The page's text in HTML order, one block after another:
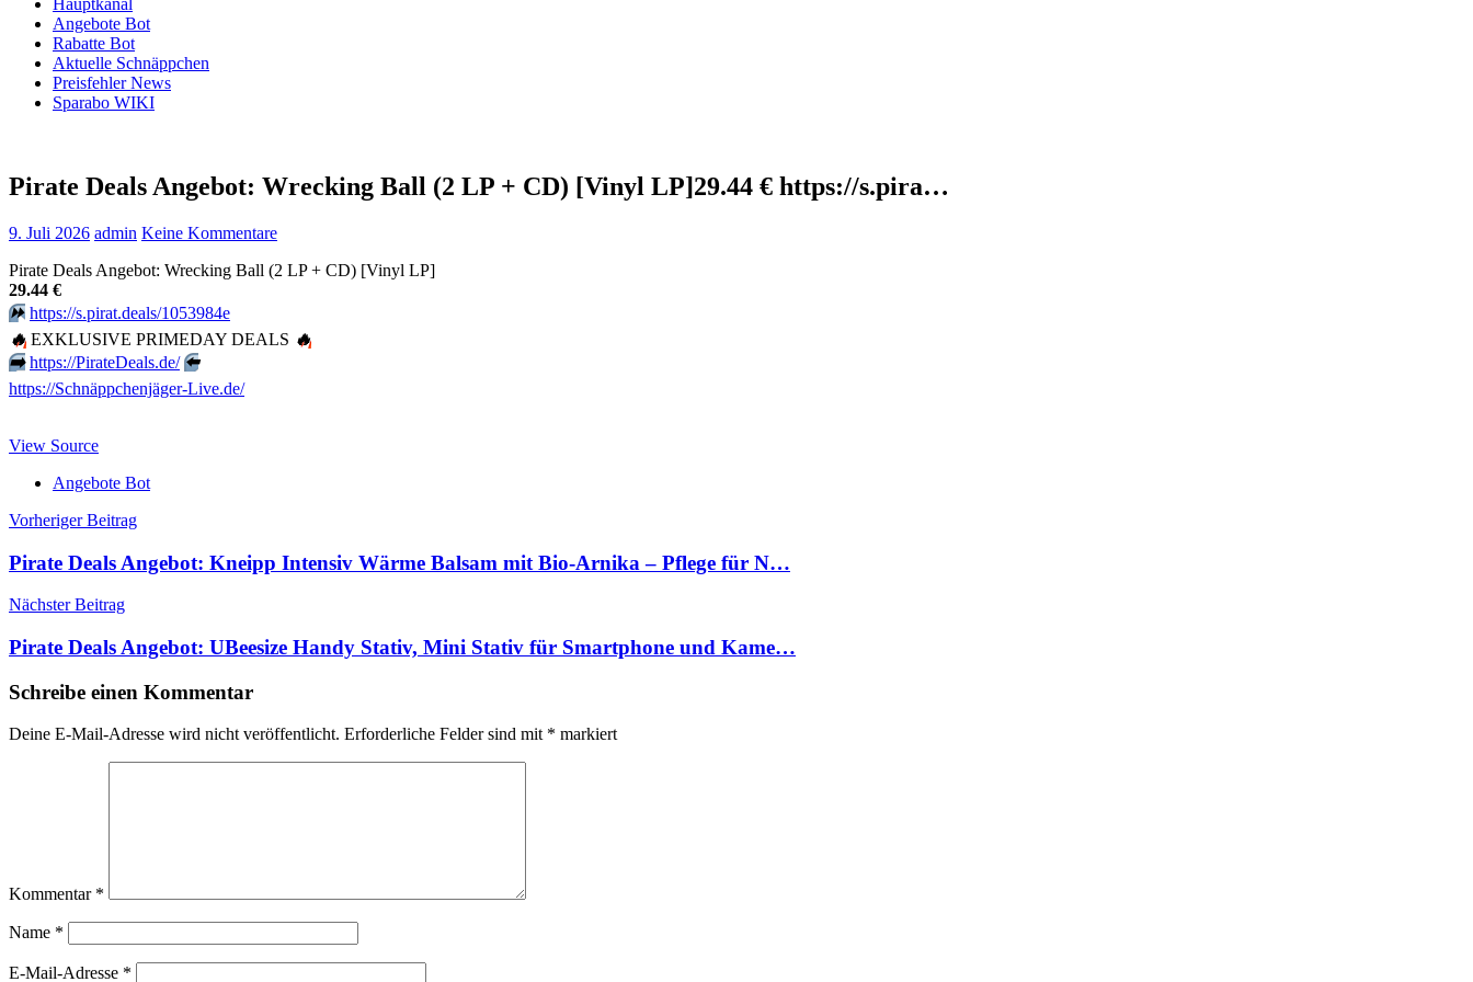
Hauptkanal
Angebote Bot
Rabatte Bot
Aktuelle Schnäppchen
Preisfehler News
Sparabo WIKI
Pirate Deals Angebot: Wrecking Ball (2 LP + CD) [Vinyl LP]29.44 € https://s.pira…
9. Juli 2026 admin Keine Kommentare
Pirate Deals Angebot: Wrecking Ball (2 LP + CD) [Vinyl LP]
29.44 €
⏩️ https://s.pirat.deals/1053984e
🔥 EXKLUSIVE PRIMEDAY DEALS 🔥
➡️ https://PirateDeals.de/ ⬅️
https://Schnäppchenjäger-Live.de/
View Source
Angebote Bot
Beitragsnavigation
Vorheriger Beitrag
Pirate Deals Angebot: Kneipp Intensiv Wärme Balsam mit Bio-Arnika – Pflege für N…
Nächster Beitrag
Pirate Deals Angebot: UBeesize Handy Stativ, Mini Stativ für Smartphone und Kame…
Schreibe einen Kommentar
Deine E-Mail-Adresse wird nicht veröffentlicht. Erforderliche Felder sind mit * markiert
Kommentar *
Name *
E-Mail-Adresse *